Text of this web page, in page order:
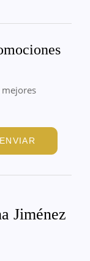
mejores
ENVIAR
Jiménez